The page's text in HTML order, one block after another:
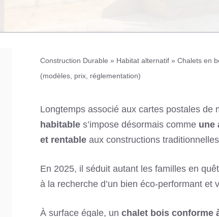
Construction Durable » Habitat alternatif » Chalets en
(modèles, prix, réglementation)
Longtemps associé aux cartes postales de
habitable s’impose désormais comme une
et rentable aux constructions
En 2025, il séduit autant les familles en
à la recherche d’un bien éco-performant et
À surface égale, un chalet bois conforme